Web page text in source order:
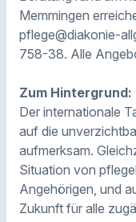
Memmingen
pflege@diakonie-
758-38. Alle
Zum
Der internationale
auf die
aufmerksam.
Situation von
Angehörigen, und
Zukunft für alle